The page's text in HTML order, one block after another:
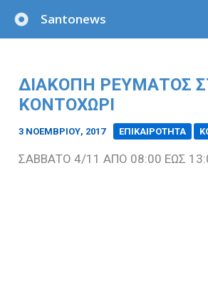
στο
Santonews
ΔΙΑΚΟΠΗ ΡΕΥΜΑΤΟΣ
ΚΟΝΤΟΧΩΡΙ
3 ΝΟΕΜΒΡΊΟΥ, 2017 ΕΠΙΚΑΙΡΟΤΗΤΑ
ΣΑΒΒΑΤΟ 4/11 ΑΠΟ 08:00 ΕΩΣ